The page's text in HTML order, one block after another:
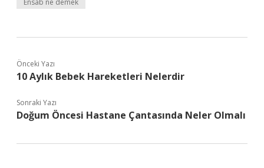
Ensab ne demek
Önceki Yazı
10 Aylık Bebek Hareketleri Nelerdir
Sonraki Yazı
Doğum Öncesi Hastane Çantasında Neler Olmalı